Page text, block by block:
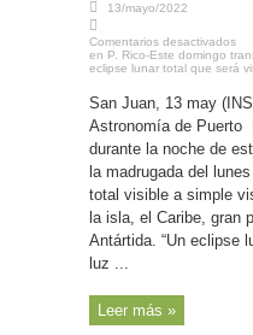
13/mayo/2022
Comentarios desactivados
en P. Rico-Este domingo
eclipse lunar total que será
San Juan, 13 may
Astronomía de Puerto
durante la noche de
la madrugada del
total visible a simple
la isla, el Caribe, gran
Antártida. “Un eclipse
luz ...
Leer más »